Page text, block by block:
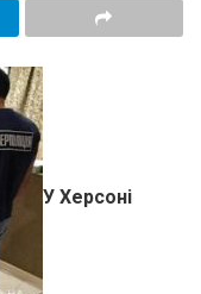
У Херсоні